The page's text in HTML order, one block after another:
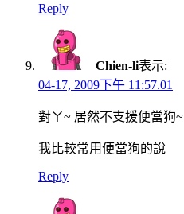
Reply
Chien-li表示:
04-17, 2009下午 11:57.01
對ㄚ~ 居然不支援便當狗~
我比較常用便當狗的說
Reply